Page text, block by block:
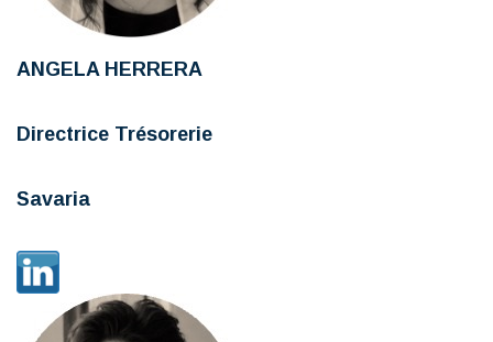
ANGELA HERRERA
Directrice Trésorerie
Savaria